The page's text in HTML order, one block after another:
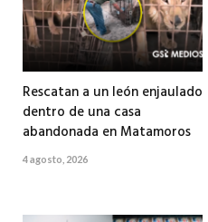
Rescatan a un león enjaulado
dentro de una casa
abandonada en Matamoros
4 agosto, 2026